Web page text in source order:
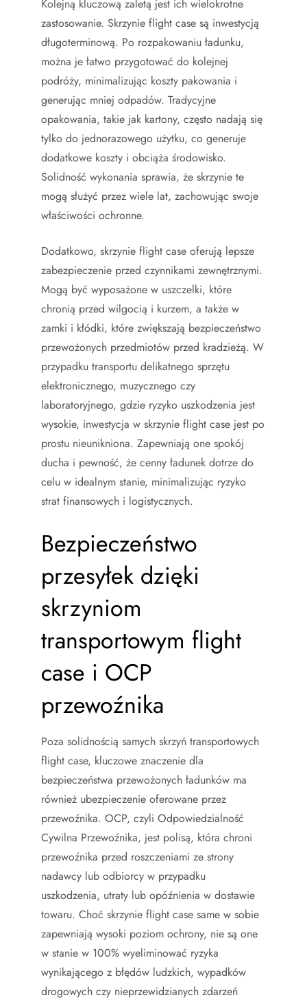
Kolejną kluczową zaletą jest ich wielokrotne
zastosowanie. Skrzynie flight case są inwestycją
długoterminową. Po rozpakowaniu ładunku,
można je łatwo przygotować do kolejnej
podróży, minimalizując koszty pakowania i
generując mniej odpadów. Tradycyjne
opakowania, takie jak kartony, często nadają się
tylko do jednorazowego użytku, co generuje
dodatkowe koszty i obciąża środowisko.
Solidność wykonania sprawia, że skrzynie te
mogą służyć przez wiele lat, zachowując swoje
właściwości ochronne.
Dodatkowo, skrzynie flight case oferują lepsze
zabezpieczenie przed czynnikami zewnętrznymi.
Mogą być wyposażone w uszczelki, które
chronią przed wilgocią i kurzem, a także w
zamki i kłódki, które zwiększają bezpieczeństwo
przewożonych przedmiotów przed kradzieżą. W
przypadku transportu delikatnego sprzętu
elektronicznego, muzycznego czy
laboratoryjnego, gdzie ryzyko uszkodzenia jest
wysokie, inwestycja w skrzynie flight case jest po
prostu nieunikniona. Zapewniają one spokój
ducha i pewność, że cenny ładunek dotrze do
celu w idealnym stanie, minimalizując ryzyko
strat finansowych i logistycznych.
Bezpieczeństwo
przesyłek dzięki
skrzyniom
transportowym flight
case i OCP
przewoźnika
Poza solidnością samych skrzyń transportowych
flight case, kluczowe znaczenie dla
bezpieczeństwa przewożonych ładunków ma
również ubezpieczenie oferowane przez
przewoźnika. OCP, czyli Odpowiedzialność
Cywilna Przewoźnika, jest polisą, która chroni
przewoźnika przed roszczeniami ze strony
nadawcy lub odbiorcy w przypadku
uszkodzenia, utraty lub opóźnienia w dostawie
towaru. Choć skrzynie flight case same w sobie
zapewniają wysoki poziom ochrony, nie są one
w stanie w 100% wyeliminować ryzyka
wynikającego z błędów ludzkich, wypadków
drogowych czy nieprzewidzianych zdarzeń